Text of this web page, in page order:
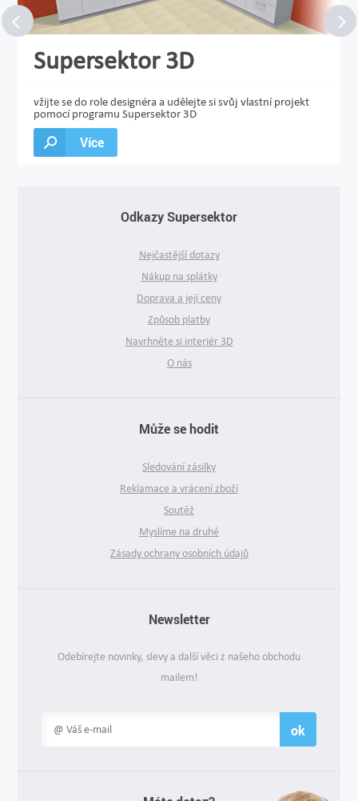
Supersektor 3D
vžijte se do role designéra a udělejte si svůj vlastní projekt
pomocí programu Supersektor 3D
Více
Odkazy Supersektor
Nejčastější dotazy
Nákup na splátky
Doprava a její ceny
Způsob platby
Navrhněte si interiér 3D
O nás
Může se hodit
Sledování zásilky
Reklamace a vrácení zboží
Soutěž
Myslíme na druhé
Zásady ochrany osobních údajů
Newsletter
Odebírejte novinky, slevy a další věci z našeho obchodu
mailem!
ok